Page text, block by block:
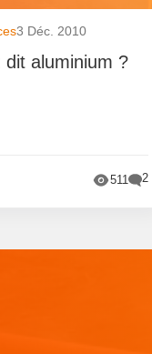
3 Déc. 2010
dit aluminium ?
511 2